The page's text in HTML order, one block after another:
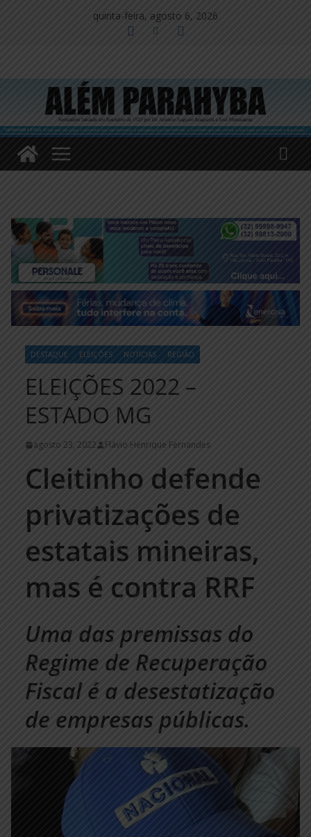
quinta-feira, agosto 6, 2026
DESTAQUE ELEIÇÕES NOTÍCIAS REGIÃO
ELEIÇÕES 2022 –
ESTADO MG
agosto 23, 2022 Flávio Henrique Fernandes
Cleitinho defende
privatizações de
estatais mineiras,
mas é contra RRF
Uma das premissas do
Regime de Recuperação
Fiscal é a desestatização
de empresas públicas.